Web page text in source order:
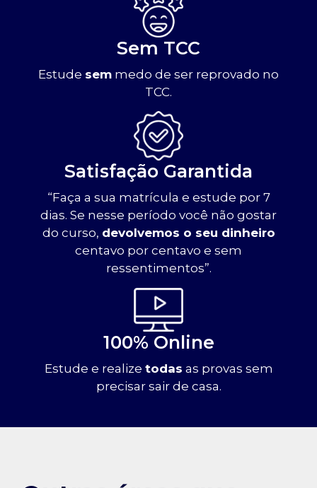
Sem TCC
Estude sem medo de ser reprovado no
TCC.
Satisfação Garantida
“Faça a sua matrícula e estude por 7
dias. Se nesse período você não gostar
do curso, devolvemos o seu dinheiro
centavo por centavo e sem
ressentimentos”.
100% Online
Estude e realize todas as provas sem
precisar sair de casa.